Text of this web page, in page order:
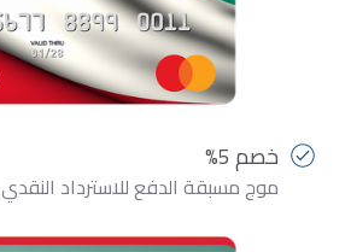
خصم 5%
موج مسبقة الدفع للاسترداد النقدي